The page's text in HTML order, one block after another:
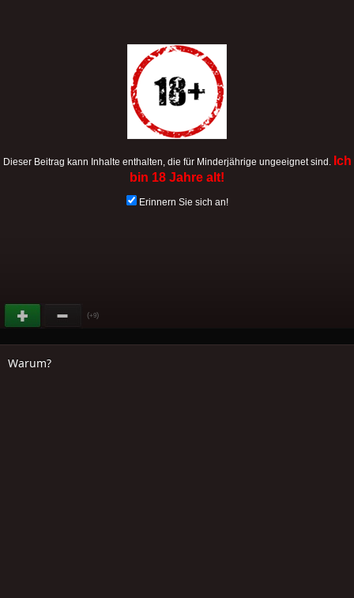
Dieser Beitrag kann Inhalte enthalten, die für Minderjährige ungeeignet sind. Ich
bin 18 Jahre alt!
Erinnern Sie sich an!
(+9)
Warum?